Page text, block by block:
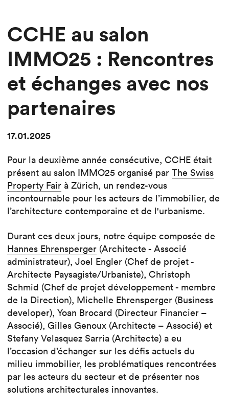
CCHE au salon
IMMO25 : Rencontres
et échanges avec nos
partenaires
17.01.2025
Pour la deuxième année consécutive, CCHE était
présent au salon IMMO25 organisé par The Swiss
Property Fair à Zürich, un rendez-vous
incontournable pour les acteurs de l’immobilier, de
l’architecture contemporaine et de l'urbanisme.
Durant ces deux jours, notre équipe composée de
Hannes Ehrensperger (Architecte - Associé
administrateur), Joel Engler (Chef de projet -
Architecte Paysagiste/Urbaniste), Christoph
Schmid (Chef de projet développement - membre
de la Direction), Michelle Ehrensperger (Business
developer), Yoan Brocard (Directeur Financier –
Associé), Gilles Genoux (Architecte – Associé) et
Stefany Velasquez Sarria (Architecte) a eu
l’occasion d’échanger sur les défis actuels du
milieu immobilier, les problématiques rencontrées
par les acteurs du secteur et de présenter nos
solutions architecturales innovantes.